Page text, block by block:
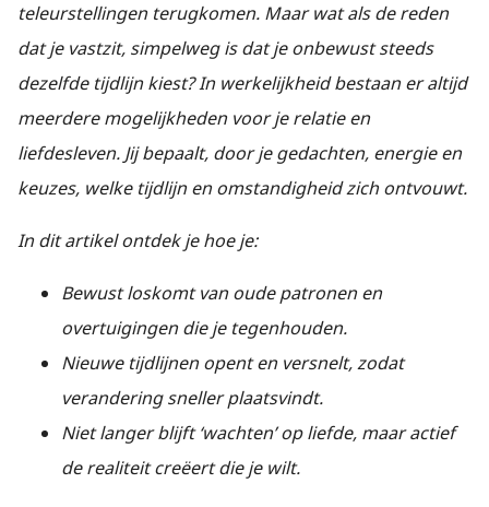
teleurstellingen terugkomen. Maar wat als de reden
dat je vastzit, simpelweg is dat je onbewust steeds
dezelfde tijdlijn kiest?In werkelijkheid bestaan er altijd
meerdere mogelijkheden voor je relatie en
liefdesleven. Jij bepaalt, door je gedachten, energie en
keuzes, welke tijdlijn en omstandigheid zich ontvouwt.
In dit artikel ontdek je hoe je:
Bewust loskomt van oude patronen en
overtuigingen die je tegenhouden.
Nieuwe tijdlijnen opent en versnelt, zodat
verandering sneller plaatsvindt.
Niet langer blijft ‘wachten’ op liefde, maar actief
de realiteit creëert die je wilt.